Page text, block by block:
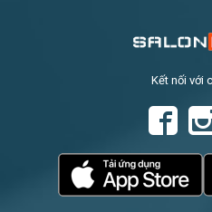
Kết nối với